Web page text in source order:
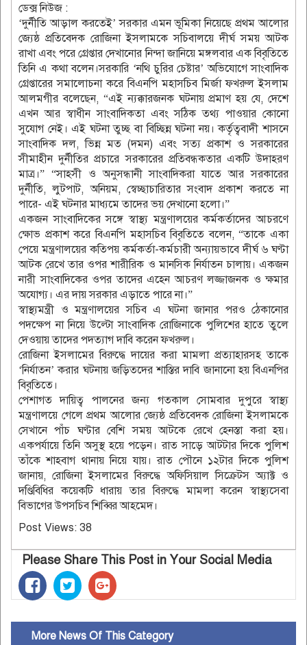
ডেক্স নিউজ :
‘দুর্নীতি আড়াল করতেই’ সরকার এমন ভূমিকা নিয়েছে প্রথম আলোর
জ্যেষ্ঠ প্রতিবেদক রোজিনা ইসলামকে সচিবালয়ে দীর্ঘ সময় আটক
রাখা এবং পরে গ্রেপ্তার দেখানোর নিন্দা জানিয়ে মঙ্গলবার এক বিবৃতিতে
তিনি এ কথা বলেন।সরকারি ‘নথি চুরির চেষ্টার’ অভিযোগে সাংবাদিক
গ্রেপ্তারের সমালোচনা করে বিএনপি মহাসচিব মির্জা ফখরুল ইসলাম
আলমগীর বলেছেন, “এই ন্যক্কারজনক ঘটনায় প্রমাণ হয় যে, দেশে
এখন আর স্বাধীন সাংবাদিকতা এবং সঠিক তথ্য পাওয়ার কোনো
সুযোগ নেই। এই ঘটনা তুচ্ছ বা বিচ্ছিন্ন ঘটনা নয়। কর্তৃত্ববাদী শাসনে
সাংবাদিক দল, ভিন্ন মত (দমন) এবং সত্য প্রকাশ ও সরকারের
সীমাহীন দুর্নীতির প্রচারে সরকারের প্রতিবন্ধকতার একটি উদাহরণ
মাত্র।” “সাহসী ও অনুসন্ধানী সাংবাদিকরা যাতে আর সরকারের
দুর্নীতি, লুটপাট, অনিয়ম, স্বেচ্ছাচারিতার সংবাদ প্রকাশ করতে না
পারে- এই ঘটনার মাধ্যমে তাদের ভয় দেখানো হলো।”
একজন সাংবাদিকের সঙ্গে স্বাস্থ্য মন্ত্রণালয়ের কর্মকর্তাদের আচরণে
ক্ষোভ প্রকাশ করে বিএনপি মহাসচিব বিবৃতিতে বলেন, “তাকে একা
পেয়ে মন্ত্রণালয়ের কতিপয় কর্মকর্তা-কর্মচারী অন্যায়ভাবে দীর্ঘ ৬ ঘণ্টা
আটক রেখে তার ওপর শারীরিক ও মানসিক নির্যাতন চালায়। একজন
নারী সাংবাদিকের ওপর তাদের এহেন আচরণ লজ্জাজনক ও ক্ষমার
অযোগ্য। এর দায় সরকার এড়াতে পারে না।”
স্বাস্থ্যমন্ত্রী ও মন্ত্রণালয়ের সচিব এ ঘটনা জানার পরও ঠেকানোর
পদক্ষেপ না নিয়ে উল্টো সাংবাদিক রোজিনাকে পুলিশের হাতে তুলে
দেওয়ায় তাদের পদত্যাগ দাবি করেন ফখরুল।
রোজিনা ইসলামের বিরুদ্ধে দায়ের করা মামলা প্রত্যাহারসহ তাকে
‘নির্যাতন’ করার ঘটনায় জড়িতদের শাস্তির দাবি জানানো হয় বিএনপির
বিবৃতিতে।
পেশাগত দায়িত্ব পালনের জন্য গতকাল সোমবার দুপুরে স্বাস্থ্য
মন্ত্রণালয়ে গেলে প্রথম আলোর জ্যেষ্ঠ প্রতিবেদক রোজিনা ইসলামকে
সেখানে পাঁচ ঘণ্টার বেশি সময় আটকে রেখে হেনস্তা করা হয়।
একপর্যায়ে তিনি অসুস্থ হয়ে পড়েন। রাত সাড়ে আটটার দিকে পুলিশ
তাঁকে শাহবাগ থানায় নিয়ে যায়। রাত পৌনে ১২টার দিকে পুলিশ
জানায়, রোজিনা ইসলামের বিরুদ্ধে অফিসিয়াল সিক্রেটস অ্যাক্ট ও
দণ্ডিবিধির কয়েকটি ধারায় তার বিরুদ্ধে মামলা করেন স্বাস্থ্যসেবা
বিভাগের উপসচিব শিব্বির আহমেদ।
Post Views: 38
Please Share This Post in Your Social Media
More News Of This Category